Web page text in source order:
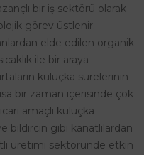
bir iş sektörü olarak
görev üstlenir.
elde edilen organik
ile bir araya
kuluçka sürelerinin
bir zaman içerisinde çok
amaçlı kuluçka
gibi kanatlılardan
üretimi sektöründe etkin